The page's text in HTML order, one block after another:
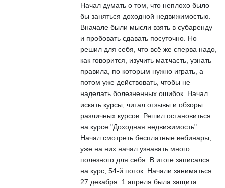
Начал думать о том, что неплохо было
бы заняться доходной недвижимостью.
Вначале были мысли взять в субаренду
и пробовать сдавать посуточно. Но
решил для себя, что всё же сперва надо,
как говорится, изучить мат.часть, узнать
правила, по которым нужно играть, а
потом уже действовать, чтобы не
наделать болезненных ошибок. Начал
искать курсы, читал отзывы и обзоры
различных курсов. Решил остановиться
на курсе "Доходная недвижимость".
Начал смотреть бесплатные вебинары,
уже на них начал узнавать много
полезного для себя. В итоге записался
на курс, 54-й поток. Начали заниматься
27 декабря. 1 апреля была защита